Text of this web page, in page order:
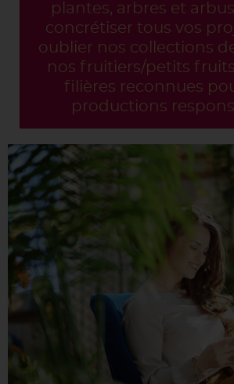
plantes, arbres et
concrétiser tous vos
oublier nos collections
nos fruitiers/petits
filières reconnues
productions